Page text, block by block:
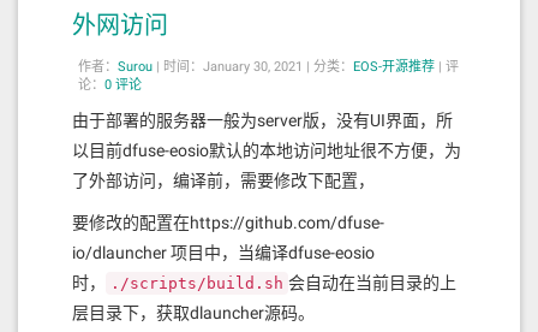
外网访问
作者： Surou | 时间：January 30, 2021 | 分类： EOS-开源推荐 | 评
论： 0 评论
由于部署的服务器一般为server版，没有UI界面，所
以目前dfuse-eosio默认的本地访问地址很不方便，为
了外部访问，编译前，需要修改下配置，
要修改的配置在https://github.com/dfuse-
io/dlauncher 项目中，当编译dfuse-eosio
时，
./scripts/build.sh 会自动在当前目录的上
层目录下，获取dlauncher源码。